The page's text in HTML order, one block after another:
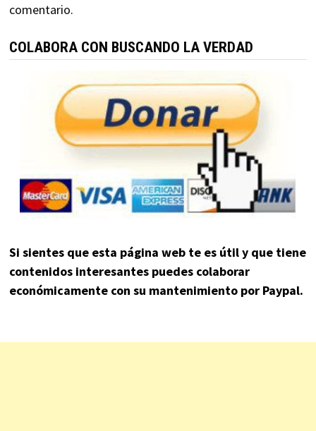
comentario.
COLABORA CON BUSCANDO LA VERDAD
Si sientes que esta página web te es útil y que tiene
contenidos interesantes puedes colaborar
económicamente con su mantenimiento por Paypal.